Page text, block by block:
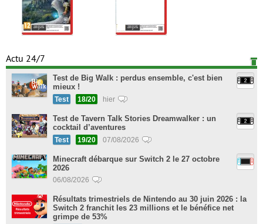
Actu 24/7
Test de Big Walk : perdus ensemble, c'est bien
mieux !
Test 18/20 hier
Test de Tavern Talk Stories Dreamwalker : un
cocktail d’aventures
Test 19/20 07/08/2026
Minecraft débarque sur Switch 2 le 27 octobre
2026
06/08/2026
Résultats trimestriels de Nintendo au 30 juin 2026 : la
Switch 2 franchit les 23 millions et le bénéfice net
grimpe de 53%